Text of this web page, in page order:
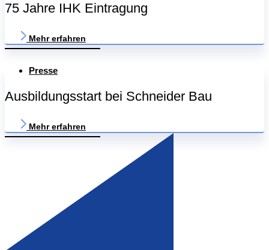
75 Jahre IHK Eintragung
Mehr erfahren
Presse
Ausbildungsstart bei Schneider Bau
Mehr erfahren